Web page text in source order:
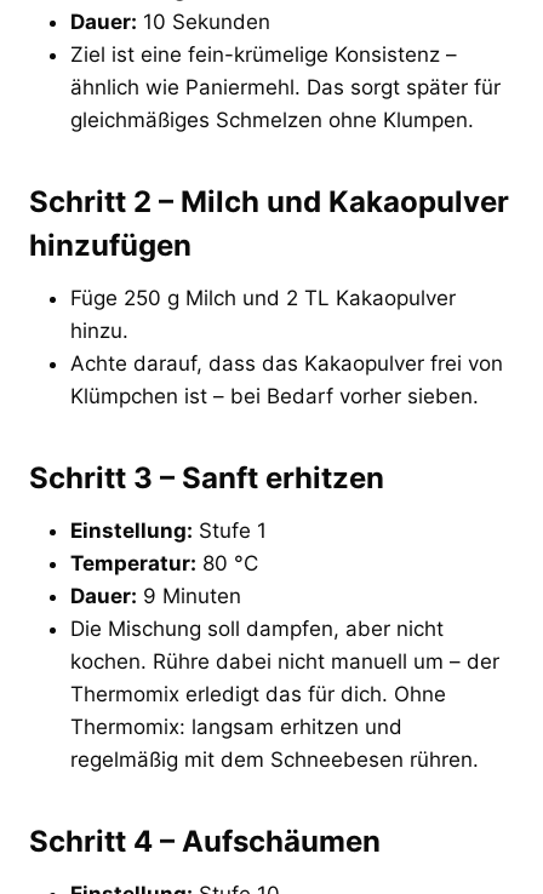
Dauer: 10 Sekunden
Ziel ist eine fein-krümelige Konsistenz –
ähnlich wie Paniermehl. Das sorgt später für
gleichmäßiges Schmelzen ohne Klumpen.
Schritt 2 – Milch und Kakaopulver
hinzufügen
Füge 250 g Milch und 2 TL Kakaopulver
hinzu.
Achte darauf, dass das Kakaopulver frei von
Klümpchen ist – bei Bedarf vorher sieben.
Schritt 3 – Sanft erhitzen
Einstellung: Stufe 1
Temperatur: 80 °C
Dauer: 9 Minuten
Die Mischung soll dampfen, aber nicht
kochen. Rühre dabei nicht manuell um – der
Thermomix erledigt das für dich. Ohne
Thermomix: langsam erhitzen und
regelmäßig mit dem Schneebesen rühren.
Schritt 4 – Aufschäumen